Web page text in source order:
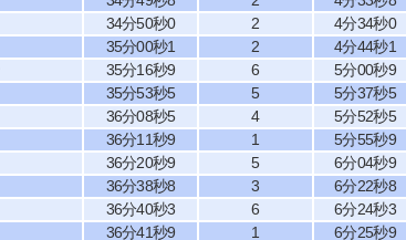
34分50秒0 2
4分34秒0
35分00秒1 2
4分44秒1
35分16秒9 6
5分00秒9
35分53秒5 5
5分37秒5
36分08秒5 4
5分52秒5
36分11秒9 1
5分55秒9
36分20秒9 5
6分04秒9
36分38秒8 3
6分22秒8
36分40秒3 6
6分24秒3
36分41秒9 1
6分25秒9